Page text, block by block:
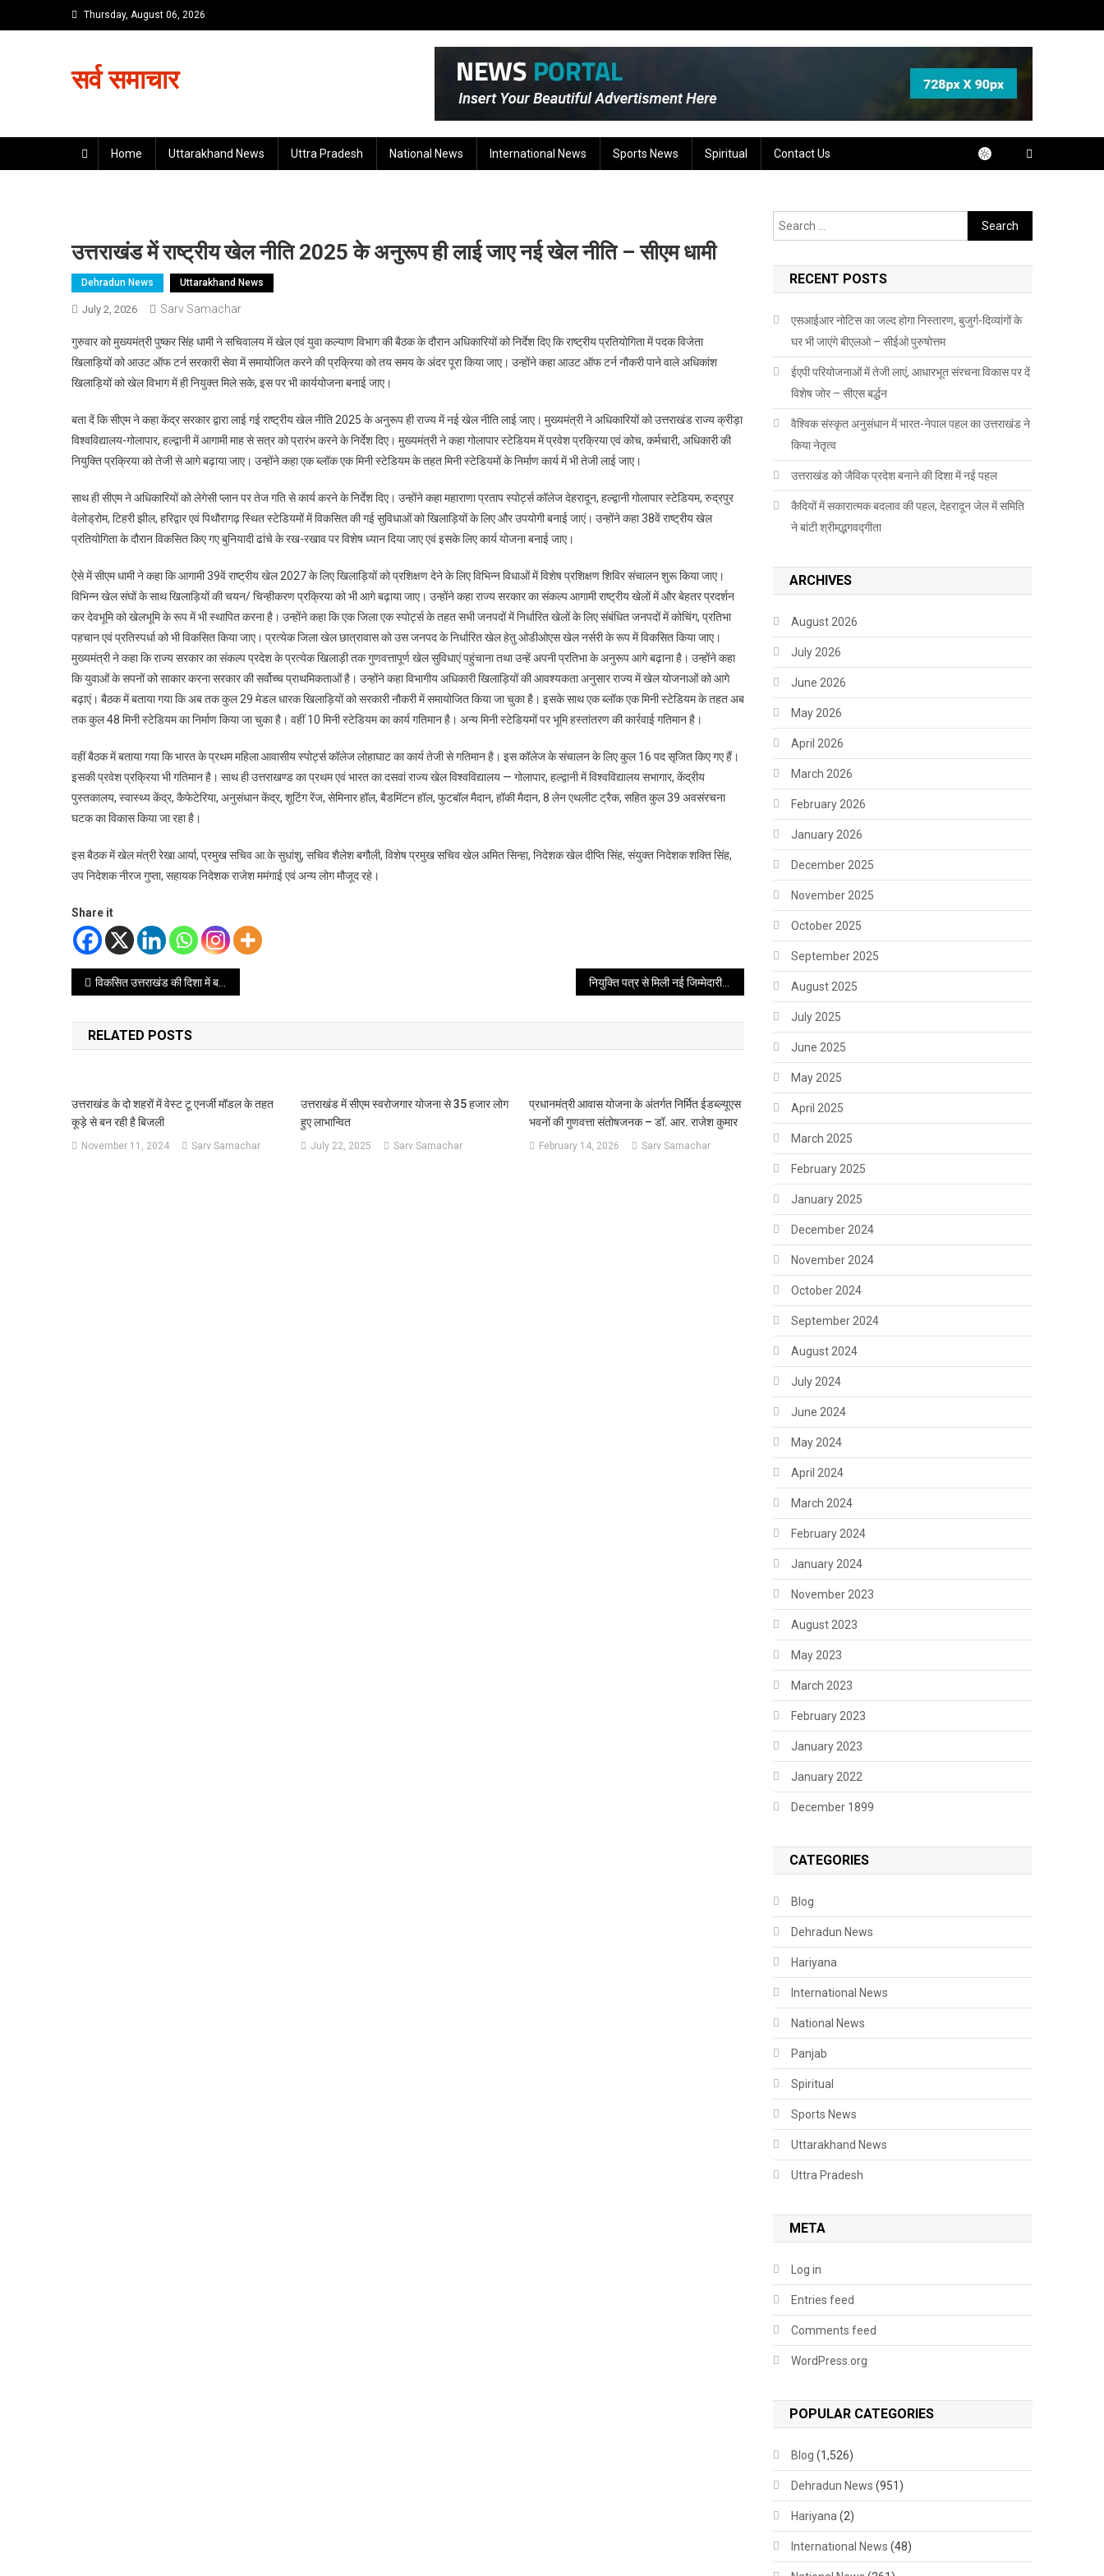
to
Thursday, August 06, 2026
सर्व समाचार
Home Uttarakhand News Uttra Pradesh National News International News Sports News Spiritual Contact Us
उत्तराखंड में राष्ट्रीय खेल नीति 2025 के अनुरूप ही लाई जाए नई खेल नीति – सीएम धामी
Dehradun News Uttarakhand News
July 2, 2026 Sarv Samachar
गुरुवार को मुख्यमंत्री पुष्कर सिंह धामी ने सचिवालय में खेल एवं युवा कल्याण विभाग की बैठक के दौरान अधिकारियों को निर्देश दिए कि राष्ट्रीय प्रतियोगिता में पदक विजेता
खिलाड़ियों को आउट ऑफ टर्न सरकारी सेवा में समायोजित करने की प्रक्रिया को तय समय के अंदर पूरा किया जाए। उन्होंने कहा आउट ऑफ टर्न नौकरी पाने वाले अधिकांश
खिलाड़ियों को खेल विभाग में ही नियुक्त मिले सके, इस पर भी कार्ययोजना बनाई जाए।
बता दें कि सीएम ने कहा केंद्र सरकार द्वारा लाई गई राष्ट्रीय खेल नीति 2025 के अनुरूप ही राज्य में नई खेल नीति लाई जाए। मुख्यमंत्री ने अधिकारियों को उत्तराखंड राज्य क्रीड़ा
विश्वविद्यालय-गोलापार, हल्द्वानी में आगामी माह से सत्र को प्रारंभ करने के निर्देश दिए। मुख्यमंत्री ने कहा गोलापार स्टेडियम में प्रवेश प्रक्रिया एवं कोच, कर्मचारी, अधिकारी की
नियुक्ति प्रक्रिया को तेजी से आगे बढ़ाया जाए। उन्होंने कहा एक ब्लॉक एक मिनी स्टेडियम के तहत मिनी स्टेडियमों के निर्माण कार्य में भी तेजी लाई जाए।
साथ ही सीएम ने अधिकारियों को लेगेसी प्लान पर तेज गति से कार्य करने के निर्देश दिए। उन्होंने कहा महाराणा प्रताप स्पोर्ट्स कॉलेज देहरादून, हल्द्वानी गोलापार स्टेडियम, रुद्रपुर
वेलोड्रोम, टिहरी झील, हरिद्वार एवं पिथौरागढ़ स्थित स्टेडियमों में विकसित की गई सुविधाओं को खिलाड़ियों के लिए और उपयोगी बनाई जाएं। उन्होंने कहा 38वें राष्ट्रीय खेल
प्रतियोगिता के दौरान विकसित किए गए बुनियादी ढांचे के रख-रखाव पर विशेष ध्यान दिया जाए एवं इसके लिए कार्य योजना बनाई जाए।
ऐसे में सीएम धामी ने कहा कि आगामी 39वें राष्ट्रीय खेल 2027 के लिए खिलाड़ियों को प्रशिक्षण देने के लिए विभिन्न विधाओं में विशेष प्रशिक्षण शिविर संचालन शुरू किया जाए।
विभिन्न खेल संघों के साथ खिलाड़ियों की चयन/ चिन्हीकरण प्रक्रिया को भी आगे बढ़ाया जाए। उन्होंने कहा राज्य सरकार का संकल्प आगामी राष्ट्रीय खेलों में और बेहतर प्रदर्शन
कर देवभूमि को खेलभूमि के रूप में भी स्थापित करना है। उन्होंने कहा कि एक जिला एक स्पोर्ट्स के तहत सभी जनपदों में निर्धारित खेलों के लिए संबंधित जनपदों में कोचिंग, प्रतिभा
पहचान एवं प्रतिस्पर्धा को भी विकसित किया जाए। प्रत्येक जिला खेल छात्रावास को उस जनपद के निर्धारित खेल हेतु ओडीओएस खेल नर्सरी के रूप में विकसित किया जाए।
मुख्यमंत्री ने कहा कि राज्य सरकार का संकल्प प्रदेश के प्रत्येक खिलाड़ी तक गुणवत्तापूर्ण खेल सुविधाएं पहुंचाना तथा उन्हें अपनी प्रतिभा के अनुरूप आगे बढ़ाना है। उन्होंने कहा
कि युवाओं के सपनों को साकार करना सरकार की सर्वोच्च प्राथमिकताओं है। उन्होंने कहा विभागीय अधिकारी खिलाड़ियों की आवश्यकता अनुसार राज्य में खेल योजनाओं को आगे
बढ़ाएं। बैठक में बताया गया कि अब तक कुल 29 मेडल धारक खिलाड़ियों को सरकारी नौकरी में समायोजित किया जा चुका है। इसके साथ एक ब्लॉक एक मिनी स्टेडियम के तहत अब
तक कुल 48 मिनी स्टेडियम का निर्माण किया जा चुका है। वहीं 10 मिनी स्टेडियम का कार्य गतिमान है। अन्य मिनी स्टेडियमों पर भूमि हस्तांतरण की कार्रवाई गतिमान है।
वहीं बैठक में बताया गया कि भारत के प्रथम महिला आवासीय स्पोर्ट्स कॉलेज लोहाघाट का कार्य तेजी से गतिमान है। इस कॉलेज के संचालन के लिए कुल 16 पद सृजित किए गए हैं।
इसकी प्रवेश प्रक्रिया भी गतिमान है। साथ ही उत्तराखण्ड का प्रथम एवं भारत का दसवां राज्य खेल विश्वविद्यालय — गोलापार, हल्द्वानी में विश्वविद्यालय सभागार, केंद्रीय
पुस्तकालय, स्वास्थ्य केंद्र, कैफेटेरिया, अनुसंधान केंद्र, शूटिंग रेंज, सेमिनार हॉल, बैडमिंटन हॉल, फुटबॉल मैदान, हॉकी मैदान, 8 लेन एथलीट ट्रैक, सहित कुल 39 अवसंरचना
घटक का विकास किया जा रहा है।
इस बैठक में खेल मंत्री रेखा आर्या, प्रमुख सचिव आ.के सुधांशु, सचिव शैलेश बगौली, विशेष प्रमुख सचिव खेल अमित सिन्हा, निदेशक खेल दीप्ति सिंह, संयुक्त निदेशक शक्ति सिंह,
उप निदेशक नीरज गुप्ता, सहायक निदेशक राजेश ममंगाई एवं अन्य लोग मौजूद रहे।
Share it
Post
navigation
विकसित उत्तराखंड की दिशा में बड़ा कदम, नियोजन विभाग और जियोस्पेशियल तकनीक से सशक्त होगा अवसंरचना विकास नियुक्ति पत्र से मिली नई जिम्मेदारी, जनता की अपेक्षाओं पर खरा उतरना हमारा दायित्व: सीएम धामी
RELATED POSTS
उत्तराखंड के दो शहरों में वेस्ट टू एनर्जी मॉडल के तहत
कूड़े से बन रही है बिजली
November 11, 2024 Sarv Samachar
उत्तराखंड में सीएम स्वरोजगार योजना से 35 हजार लोग
हुए लाभान्वित
July 22, 2025 Sarv Samachar
प्रधानमंत्री आवास योजना के अंतर्गत निर्मित ईडब्ल्यूएस
भवनों की गुणवत्ता संतोषजनक – डॉ. आर. राजेश कुमार
February 14, 2026 Sarv Samachar
Search
for:
RECENT POSTS
एसआईआर नोटिस का जल्द होगा निस्तारण, बुजुर्ग-दिव्यांगों के
घर भी जाएंगे बीएलओ – सीईओ पुरुषोत्तम
ईएपी परियोजनाओं में तेजी लाएं, आधारभूत संरचना विकास पर दें
विशेष जोर – सीएस बर्द्धन
वैश्विक संस्कृत अनुसंधान में भारत-नेपाल पहल का उत्तराखंड ने
किया नेतृत्व
उत्तराखंड को जैविक प्रदेश बनाने की दिशा में नई पहल
कैदियों में सकारात्मक बदलाव की पहल, देहरादून जेल में समिति
ने बांटी श्रीमद्भगवद्गीता
ARCHIVES
August 2026
July 2026
June 2026
May 2026
April 2026
March 2026
February 2026
January 2026
December 2025
November 2025
October 2025
September 2025
August 2025
July 2025
June 2025
May 2025
April 2025
March 2025
February 2025
January 2025
December 2024
November 2024
October 2024
September 2024
August 2024
July 2024
June 2024
May 2024
April 2024
March 2024
February 2024
January 2024
November 2023
August 2023
May 2023
March 2023
February 2023
January 2023
January 2022
December 1899
CATEGORIES
Blog
Dehradun News
Hariyana
International News
National News
Panjab
Spiritual
Sports News
Uttarakhand News
Uttra Pradesh
META
Log in
Entries feed
Comments feed
WordPress.org
POPULAR CATEGORIES
Blog (1,526)
Dehradun News (951)
Hariyana (2)
International News (48)